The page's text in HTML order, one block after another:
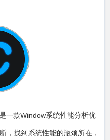
一款Window系统性能分析优
，找到系统性能的瓶颈所在，